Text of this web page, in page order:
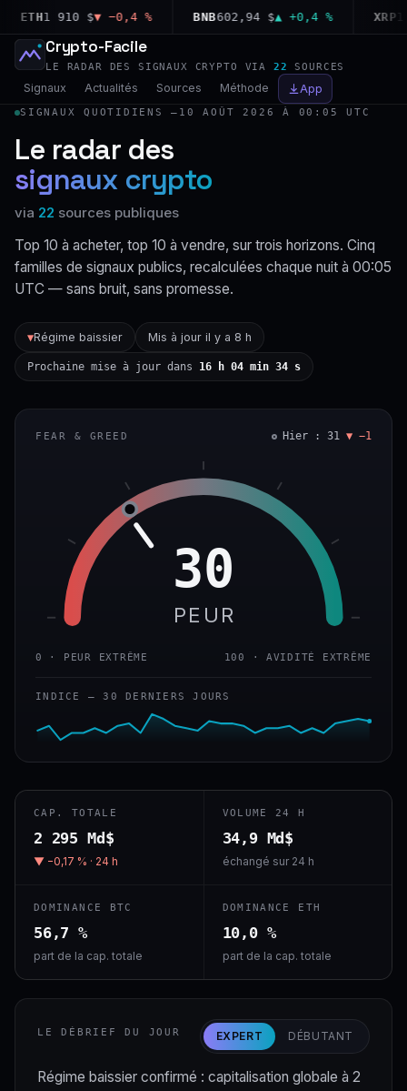
1 910 $▼ −0,4 % BNB602,94 $▲ +0,4 % XRP
Crypto-Facile
LE RADAR DES SIGNAUX CRYPTO VIA 22 SOURCES
Signaux Actualités Sources Méthode App
SIGNAUX QUOTIDIENS — 10 AOÛT 2026 À 00:05 UTC
Le radar des
signaux crypto
via 22 sources publiques
Top 10 à acheter, top 10 à vendre, sur trois horizons. Cinq
familles de signaux publics, recalculées chaque nuit à 00:05
UTC — sans bruit, sans promesse.
▼Régime baissier Mis à jour il y a 8 h
Prochaine mise à jour dans 16 h 04 min 33 s
FEAR & GREED Hier : 31 ▼ −1
30
PEUR
0 · PEUR EXTRÊME 100 · AVIDITÉ EXTRÊME
INDICE — 30 DERNIERS JOURS
CAP. TOTALE
2 295 Md$
▼ −0,17 % · 24 h
VOLUME 24 H
34,9 Md$
échangé sur 24 h
DOMINANCE BTC
56,7 %
part de la cap. totale
DOMINANCE ETH
10,0 %
part de la cap. totale
LE DÉBRIEF DU JOUR EXPERT DÉBUTANT
Régime baissier confirmé : capitalisation globale à 2